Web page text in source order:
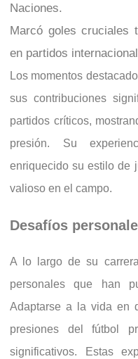
Naciones.
Marcó goles cruciales
en partidos
Los momentos
sus contribuciones
partidos críticos,
presión. Su
enriquecido su estilo de
valioso en el campo.
Desafíos
A lo largo de su
personales que han
Adaptarse a la vida en
presiones del fútbol
significativos. Estas